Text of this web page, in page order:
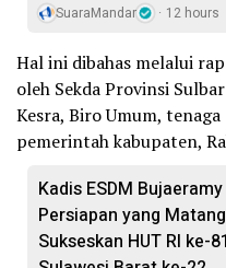
SuaraMandar 12 hours
Hal ini dibahas melalui
oleh Sekda Provinsi
Kesra, Biro Umum,
pemerintah kabupaten,
Kadis ESDM
Persiapan yang
Sukseskan HUT RI ke-